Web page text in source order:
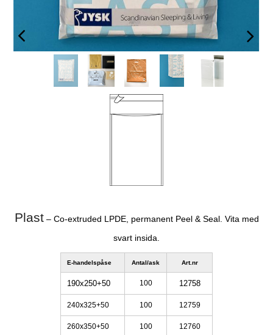
Plast– Co-extruded LPDE, permanent Peel & Seal. Vita med
svart insida.
E-handelspåse Antal/ask Art.nr
190x250+50 100 12758
240x325+50 100 12759
260x350+50 100 12760